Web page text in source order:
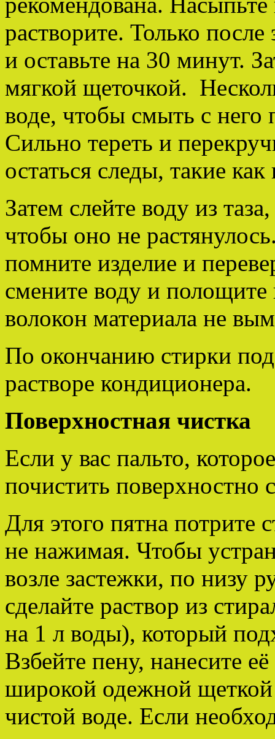
растворите. Только
и оставьте на 30 минут.
мягкой щеточкой.
воде, чтобы смыть с него
Сильно тереть и
остаться следы, такие
Затем слейте воду из
чтобы оно не
помните изделие и
смените воду и полощите
волокон материала не
По окончанию стирки
растворе кондиционера.
Поверхностная чистка
Если у вас пальто,
почистить поверхностно
Для этого пятна потрите
не нажимая. Чтобы
возле застежки, по низу
сделайте раствор из
на 1 л воды), который
Взбейте пену, нанесите
широкой одежной
чистой воде. Если